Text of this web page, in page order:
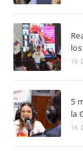
16
5
la
16